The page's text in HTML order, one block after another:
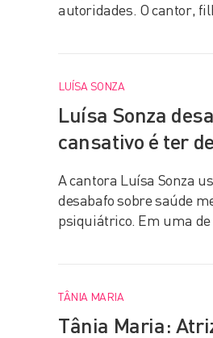
autoridades. O cantor,
LUÍSA SONZA
Luísa Sonza
cansativo é ter
A cantora Luísa Sonza
desabafo sobre saúde
psiquiátrico. Em uma
TÂNIA MARIA
Tânia Maria: